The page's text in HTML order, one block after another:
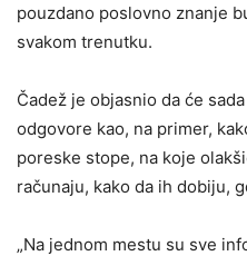
pouzdano poslovno znanje
svakom trenutku.
Čadež je objasnio da će
odgovore kao, na primer,
poreske stope, na koje
računaju, kako da ih dobiju,
„Na jednom mestu su sve